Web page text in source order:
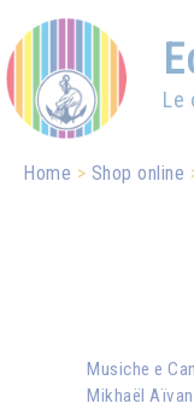
Le
Home Shop online
Musiche e
Mikhaël